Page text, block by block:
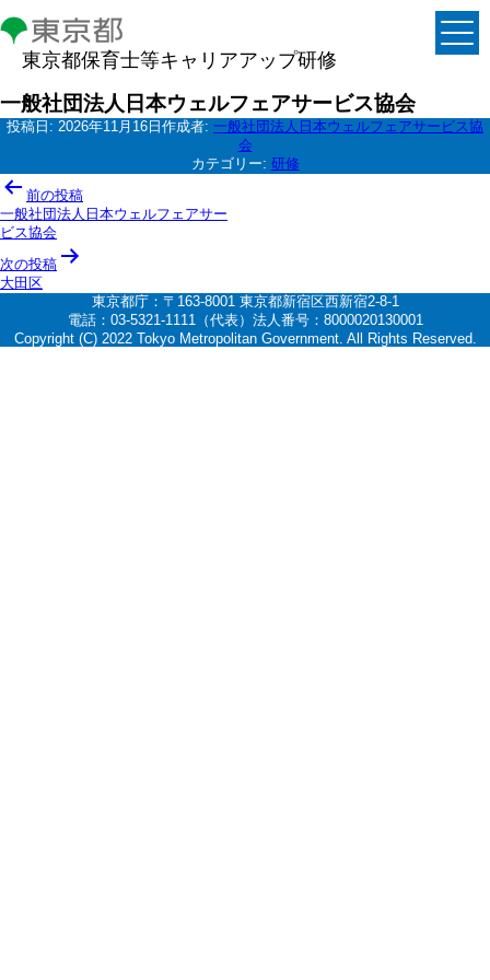
東京都保育士等キャリアアップ研修
一般社団法人日本ウェルフェアサービス協会
投稿日: 2026年11月16日 作成者: 一般社団法人日本ウェルフェアサービス協
会
カテゴリー: 研修
投
稿
ナ
ビ
ゲ
ー
前の投稿
一般社団法人日本ウェルフェアサー
ビス協会
次の投稿
大田区
東京都庁：〒163-8001 東京都新宿区西新宿2-8-1
電話：03-5321-1111（代表）法人番号：8000020130001
Copyright (C) 2022 Tokyo Metropolitan Government. All Rights Reserved.